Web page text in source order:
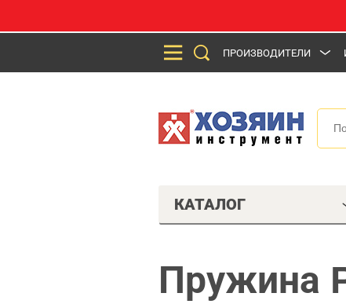
ПРОИЗВОДИТЕЛИ
КАТАЛОГ
Пружина